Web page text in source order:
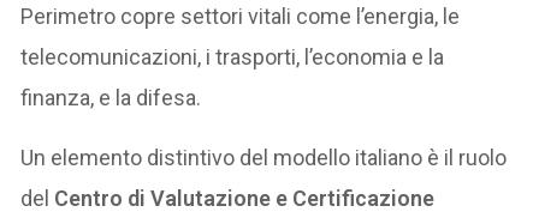
Perimetro copre settori vitali come l’energia, le
telecomunicazioni, i trasporti, l’economia e la
finanza, e la difesa.
Un elemento distintivo del modello italiano è il ruolo
del Centro di Valutazione e Certificazione